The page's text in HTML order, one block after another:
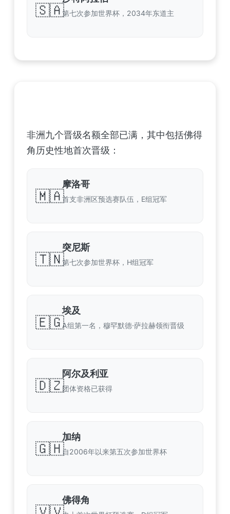
🇸🇦第七次参加世界杯，2034年东道主
非洲九个晋级名额全部已满，其中包括佛得
角历史性地首次晋级：
🇲🇦
摩洛哥
首支非洲区预选赛队伍，E组冠军
🇹🇳
突尼斯
第七次参加世界杯，H组冠军
🇪🇬
埃及
A组第一名，穆罕默德·萨拉赫领衔晋级
🇩🇿
阿尔及利亚
团体资格已获得
🇬🇭
加纳
自2006年以来第五次参加世界杯
佛得角